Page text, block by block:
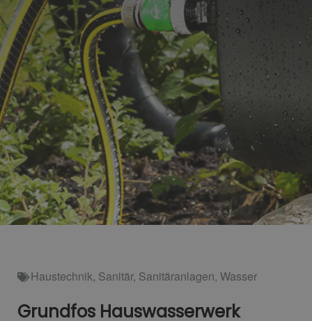
Haustechnik, Sanitär, Sanitäranlagen, Wasser
Grundfos Hauswasserwerk